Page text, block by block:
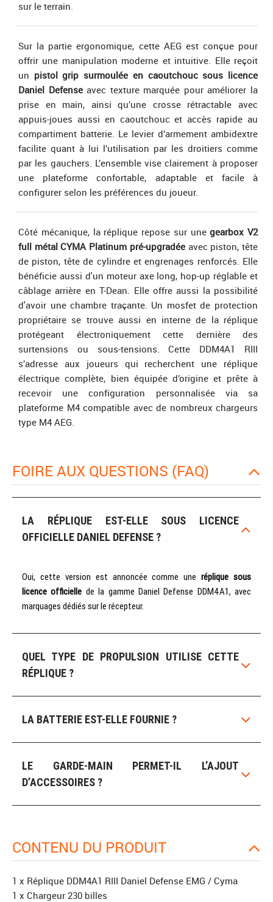
sur le terrain.
Sur la partie ergonomique, cette AEG est conçue pour
offrir une manipulation moderne et intuitive. Elle reçoit
un pistol grip surmoulée en caoutchouc sous licence
Daniel Defenseavec texture marquée pour améliorer la
prise en main, ainsi qu’une crosse rétractable avec
appuis-joues aussi en caoutchouc et accès rapide au
compartiment batterie. Le levier d’armement ambidextre
facilite quant à lui l’utilisation par les droitiers comme
par les gauchers. L’ensemble vise clairement à proposer
une plateforme confortable, adaptable et facile à
configurer selon les préférences du joueur.
Côté mécanique, la réplique repose sur unegearbox V2
full métal CYMA Platinum pré-upgradéeavec piston, tête
de piston, tête de cylindre et engrenages renforcés. Elle
bénéficie aussi d'un moteur axe long, hop-up réglable et
câblage arrière en T-Dean. Elle offre aussi la possibilité
d'avoir une chambre traçante. Un mosfet de protection
propriétaire se trouve aussi en interne de la réplique
protégeant électroniquement cette dernière des
surtensions ou sous-tensions. Cette DDM4A1 RIII
s’adresse aux joueurs qui recherchent une réplique
électrique complète, bien équipée d’origine et prête à
recevoir une configuration personnalisée via sa
plateforme M4 compatible avec de nombreux chargeurs
type M4 AEG.
FOIRE AUX QUESTIONS (FAQ)
LA RÉPLIQUE EST-ELLE SOUS LICENCE
OFFICIELLE DANIEL DEFENSE ?
Oui, cette version est annoncée comme uneréplique sous
licence officielle de la gamme Daniel Defense DDM4A1, avec
marquages dédiés sur le récepteur.
QUEL TYPE DE PROPULSION UTILISE CETTE
RÉPLIQUE ?
LA BATTERIE EST-ELLE FOURNIE ?
LE GARDE-MAIN PERMET-IL L’AJOUT
D’ACCESSOIRES ?
CONTENU DU PRODUIT
1 x Réplique DDM4A1 RIII Daniel Defense EMG / Cyma
1 x Chargeur 230 billes